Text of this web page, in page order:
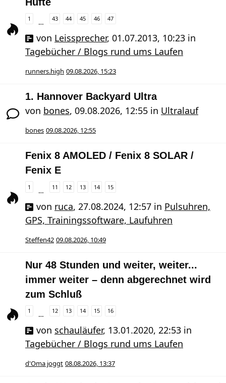
1 … 43 44 45 46 47
von Leissprecher, 01.07.2013, 10:23 in
Tagebücher / Blogs rund ums Laufen
runners.high 09.08.2026, 15:23
1. Hannover Backyard Ultra
von bones, 09.08.2026, 12:55 in Ultralauf
bones 09.08.2026, 12:55
Fenix 8 AMOLED / Fenix 8 SOLAR /
Fenix E
1 … 11 12 13 14 15
von ruca, 27.08.2024, 12:57 in Pulsuhren,
GPS, Trainingssoftware, Laufuhren
Steffen42 09.08.2026, 10:49
Nur 48 Stunden und weiter, weiter...
immer weiter – denn abgerechnet wird
zum Schluß
1 … 12 13 14 15 16
von schauläufer, 13.01.2020, 22:53 in
Tagebücher / Blogs rund ums Laufen
d'Oma joggt 08.08.2026, 13:37